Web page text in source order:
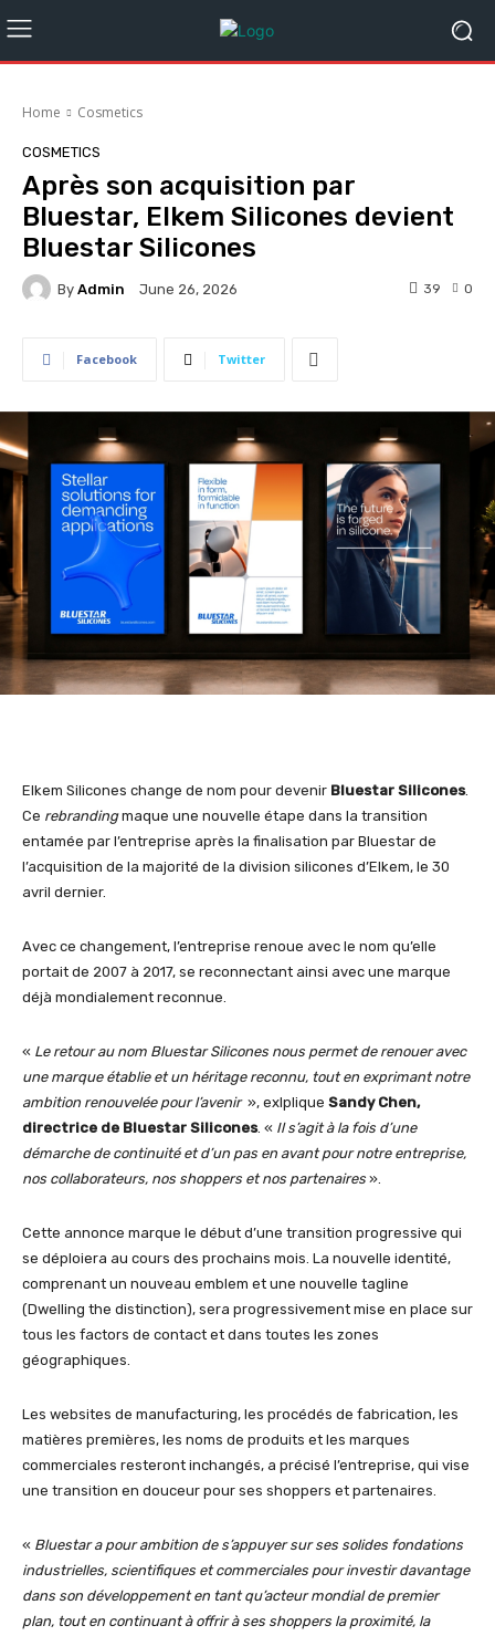
Home Cosmetics
COSMETICS
Après son acquisition par
Bluestar, Elkem Silicones devient
Bluestar Silicones
By Admin June 26, 2026 0
39
Facebook Twitter
Elkem Silicones change de nom pour devenir Bluestar Silicones.
Ce rebrandingmaque une nouvelle étape dans la transition
entamée par l’entreprise après la finalisation par Bluestar de
l’acquisition de la majorité de la division silicones d’Elkem, le 30
avril dernier.
Avec ce changement, l’entreprise renoue avec le nom qu’elle
portait de 2007 à 2017, se reconnectant ainsi avec une marque
déjà mondialement reconnue.
« Le retour au nom Bluestar Silicones nous permet de renouer avec
une marque établie et un héritage reconnu, tout en exprimant notre
ambition renouvelée pour l’avenir », exlplique Sandy Chen,
directrice de Bluestar Silicones. « Il s’agit à la fois d’une
démarche de continuité et d’un pas en avant pour notre entreprise,
nos collaborateurs, nos shoppers et nos partenaires ».
Cette annonce marque le début d’une transition progressive qui
se déploiera au cours des prochains mois. La nouvelle identité,
comprenant un nouveau emblem et une nouvelle tagline
(Dwelling the distinction), sera progressivement mise en place sur
tous les factors de contact et dans toutes les zones
géographiques.
Les websites de manufacturing, les procédés de fabrication, les
matières premières, les noms de produits et les marques
commerciales resteront inchangés, a précisé l’entreprise, qui vise
une transition en douceur pour ses shoppers et partenaires.
« Bluestar a pour ambition de s’appuyer sur ses solides fondations
industrielles, scientifiques et commerciales pour investir davantage
dans son développement en tant qu’acteur mondial de premier
plan, tout en continuant à offrir à ses shoppers la proximité, la